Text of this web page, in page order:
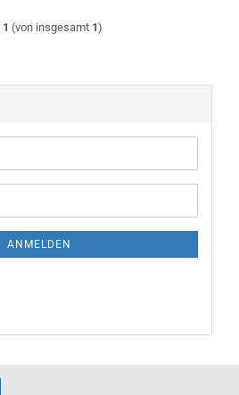
1 (von insgesamt 1)
ANMELDEN